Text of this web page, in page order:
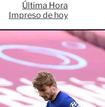
c
i
a
r
S
e
s
i
ó
n
Última Hora
Impreso de hoy